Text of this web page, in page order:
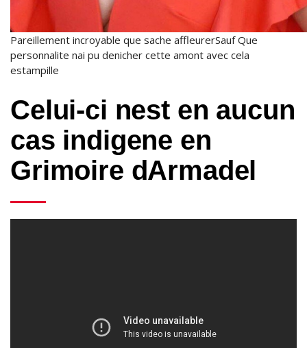
Pareillement incroyable que sache affleurerSauf Que
personnalite nai pu denicher cette amont avec cela
estampille
Celui-ci nest en aucun
cas indigene en
Grimoire dArmadel